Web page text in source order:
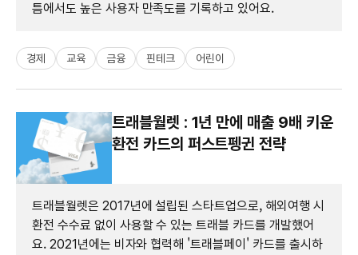
틈에서도 높은 사용자 만족도를 기록하고 있어요.
경제 교육 금융 핀테크 어린이
트래블월렛 : 1년 만에 매출 9배 키운
환전 카드의 퍼스트펭귄 전략
트래블월렛은 2017년에 설립된 스타트업으로, 해외여행 시
환전 수수료 없이 사용할 수 있는 트래블 카드를 개발했어
요. 2021년에는 비자와 협력해 '트래블페이' 카드를 출시하